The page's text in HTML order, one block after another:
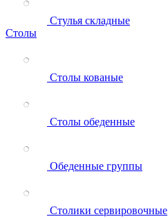
Стулья складные
Столы
Столы кованые
Столы обеденные
Обеденные группы
Столики сервировочные